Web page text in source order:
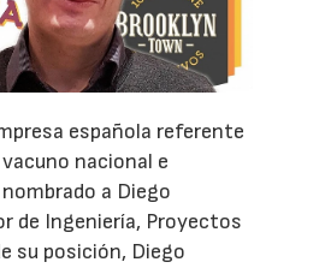
española referente
nacional e
a Diego
de Ingeniería, Proyectos
su posición, Diego